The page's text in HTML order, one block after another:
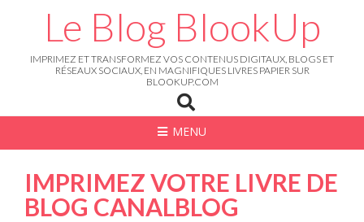
Le Blog BlookUp
IMPRIMEZ ET TRANSFORMEZ VOS CONTENUS DIGITAUX, BLOGS ET
RÉSEAUX SOCIAUX, EN MAGNIFIQUES LIVRES PAPIER SUR
BLOOKUP.COM
MENU
IMPRIMEZ VOTRE LIVRE DE
BLOG CANALBLOG